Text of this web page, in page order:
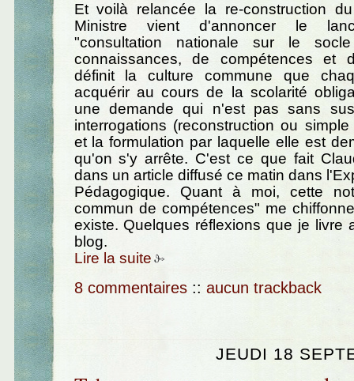
Et voilà relancée la re-construction
Ministre vient d'annoncer le
"consultation nationale sur le
connaissances, de compétences et
définit la culture commune que
acquérir au cours de la scolarité
une demande qui n'est pas sans
interrogations (reconstruction ou
et la formulation par laquelle elle est
qu'on s'y arrête. C'est ce que fait
dans un article diffusé ce matin dans
Pédagogique. Quant à moi, cette
commun de compétences" me
existe. Quelques réflexions que je livre
blog.
Lire la suite
8 commentaires :: aucun trackback
JEUDI 18